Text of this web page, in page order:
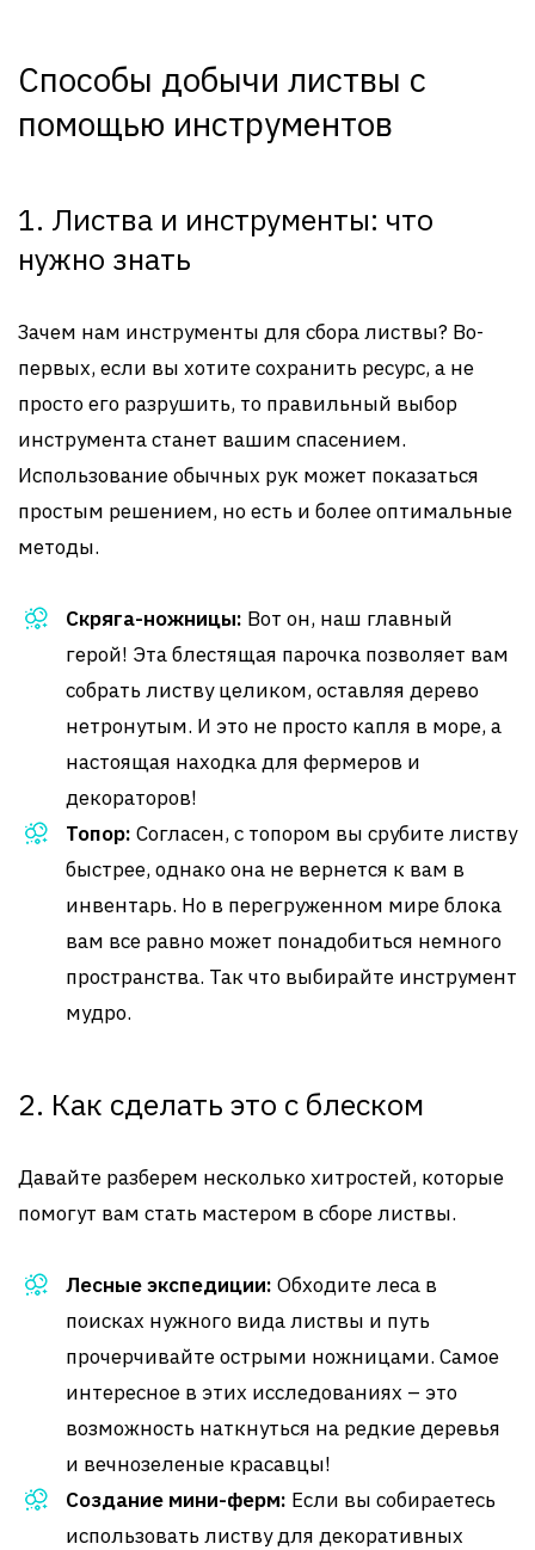
Способы добычи листвы с
помощью инструментов
1. Листва и инструменты: что
нужно знать
Зачем нам инструменты для сбора листвы? Во-
первых, если вы хотите сохранить ресурс, а не
просто его разрушить, то правильный выбор
инструмента станет вашим спасением.
Использование обычных рук может показаться
простым решением, но есть и более оптимальные
методы.
Скряга-ножницы: Вот он, наш главный
герой! Эта блестящая парочка позволяет вам
собрать листву целиком, оставляя дерево
нетронутым. И это не просто капля в море, а
настоящая находка для фермеров и
декораторов!
Топор: Согласен, с топором вы срубите листву
быстрее, однако она не вернется к вам в
инвентарь. Но в перегруженном мире блока
вам все равно может понадобиться немного
пространства. Так что выбирайте инструмент
мудро.
2. Как сделать это с блеском
Давайте разберем несколько хитростей, которые
помогут вам стать мастером в сборе листвы.
Лесные экспедиции: Обходите леса в
поисках нужного вида листвы и путь
прочерчивайте острыми ножницами. Самое
интересное в этих исследованиях – это
возможность наткнуться на редкие деревья
и вечнозеленые красавцы!
Создание мини-ферм: Если вы собираетесь
использовать листву для декоративных